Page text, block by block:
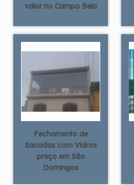
valor no Campo Belo
Fechamento de
Sacadas com Vidros
preço em São
Domingos